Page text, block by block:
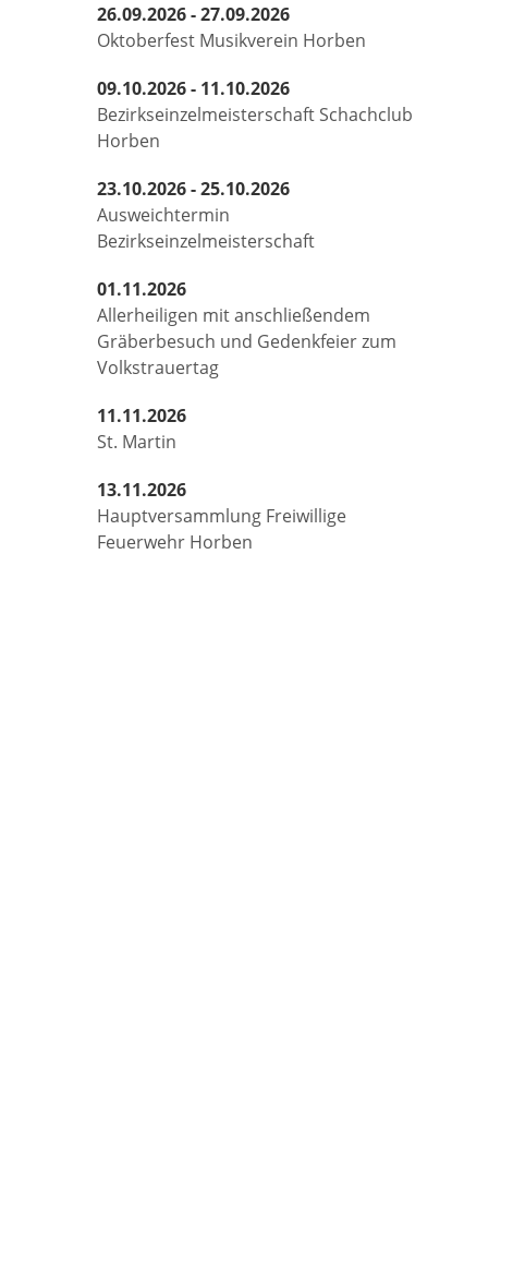
26.09.2026 - 27.09.2026
Oktoberfest Musikverein Horben
09.10.2026 - 11.10.2026
Bezirkseinzelmeisterschaft Schachclub
Horben
23.10.2026 - 25.10.2026
Ausweichtermin
Bezirkseinzelmeisterschaft
01.11.2026
Allerheiligen mit anschließendem
Gräberbesuch und Gedenkfeier zum
Volkstrauertag
11.11.2026
St. Martin
13.11.2026
Hauptversammlung Freiwillige
Feuerwehr Horben